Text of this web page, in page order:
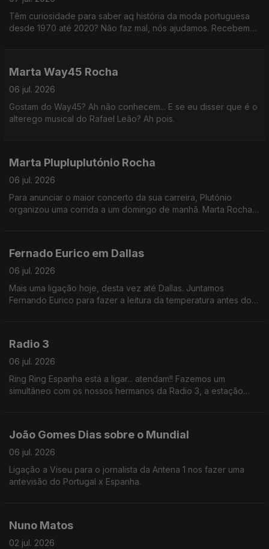
Têm curiosidade para saber aq história da moda portuguesa
desde 1970 até 2020? Não faz mal, nós ajudamos. Recebemos
Marta Way45 Rocha
06 jul. 2026
Gostam do Way45? Ah não conhecem... E se eu disser que é o
alterego musical do Rafael Leão? Ah pois.
Marta Plupluplutónio Rocha
06 jul. 2026
Para anunciar o maior concerto da sua carreira, Plutónio
organizou uma corrida a um domingo de manhã. Marta Rocha
Fernado Eurico em Dallas
06 jul. 2026
Mais uma ligação hoje, desta vez até Dallas. Juntamos
Fernando Eurico para fazer a leitura da temperatura antes do
Radio 3
06 jul. 2026
Ring Ring Espanha está a ligar... atendam!! Fazemos um
simultâneo com os nossos hermanos da Radio 3, a estação
João Gomes Dias sobre o Mundial
06 jul. 2026
Ligação a Viseu para o jornalista da Antena 1 nos fazer uma
antevisão do Portugal x Espanha.
Nuno Matos
02 jul. 2026